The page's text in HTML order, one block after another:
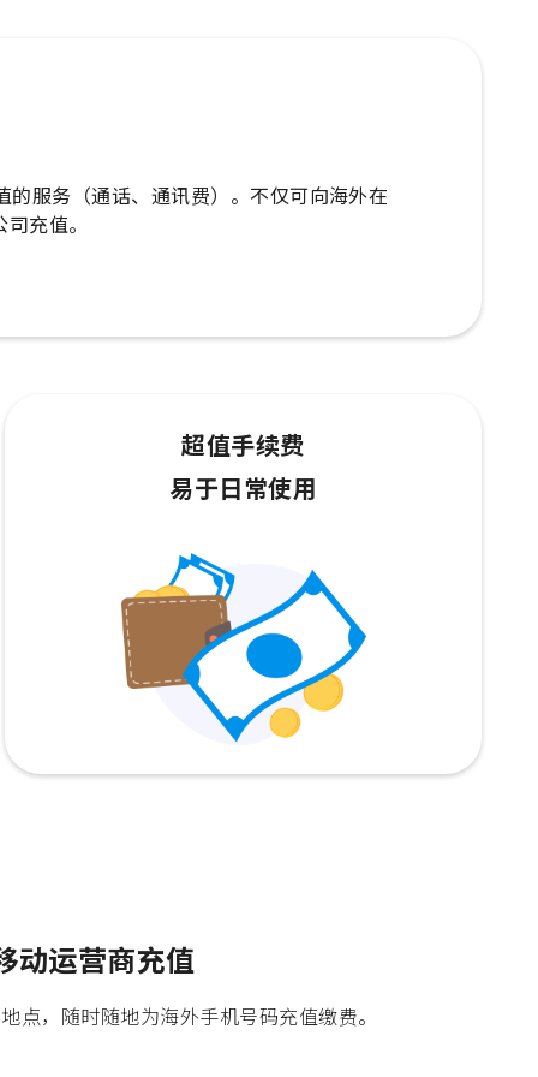
服务（通话、通讯费）。不仅可向海外在
充值。
超值手续费
易于日常使用
动运营商充值
点，随时随地为海外手机号码充值缴费。